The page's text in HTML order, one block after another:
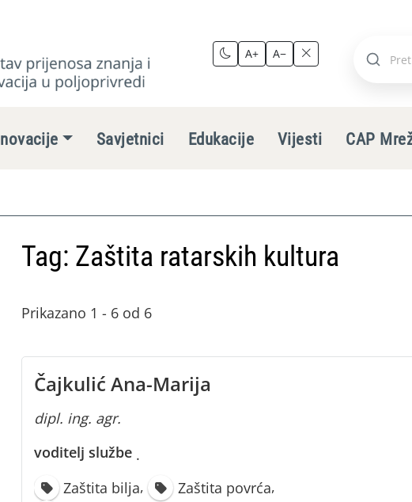
A+ A−
Pretraži
Inovacije Savjetnici Edukacije Vijesti CAP
Tag: Zaštita ratarskih kultura
Prikazano 1 - 6 od 6
Čajkulić Ana-Marija
dipl. ing. agr.
voditelj službe ·
Zaštita bilja, Zaštita povrća,